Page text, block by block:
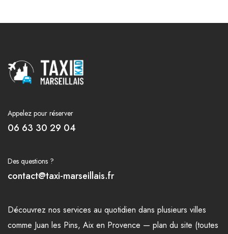
Appelez pour réserver
06 63 30 29 04
Des questions ?
contact@taxi-marseillais.fr
Découvrez nos services au quotidien dans plusieurs villes
comme Juan les Pins, Aix en Provence — plan du site (toutes